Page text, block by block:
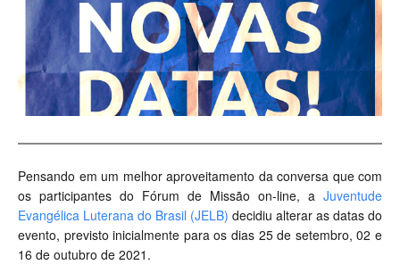
Pensando em um melhor aproveitamento da conversa que com
os participantes do Fórum de Missão on-line, a Juventude
Evangélica Luterana do Brasil (JELB) decidiu alterar as datas do
evento, previsto inicialmente para os dias 25 de setembro, 02 e
16 de outubro de 2021.